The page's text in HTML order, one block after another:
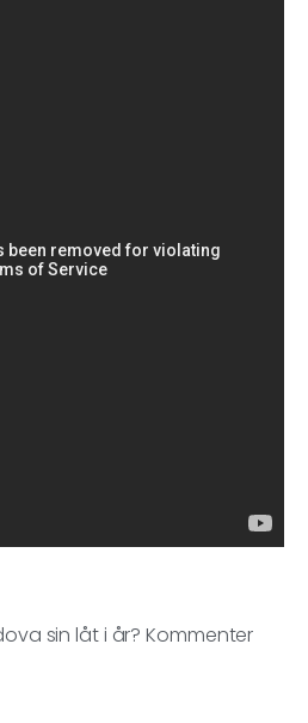
sin låt i år? Kommenter